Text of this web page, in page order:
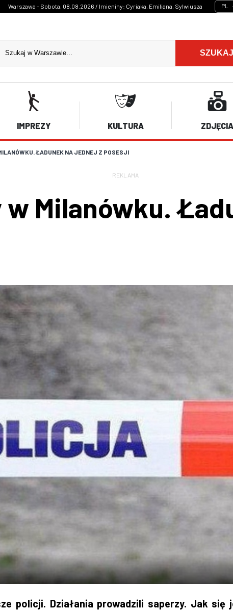
Warszawa - Sobota, 08.08.2026 / Imieniny: Cyriaka, Emiliana, Sylwiusza PL
SZUKAJ
IMPREZY KULTURA ZDJĘCIA
ŁADUNEK NA JEDNEJ Z POSESJI
REKLAMA
Milanówku.
policji. Działania prowadzili saperzy. Jak się